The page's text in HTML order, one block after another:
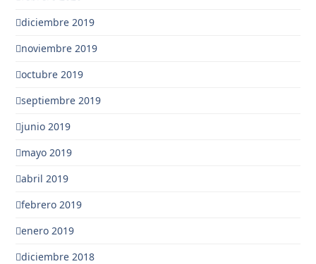
diciembre 2019
noviembre 2019
octubre 2019
septiembre 2019
junio 2019
mayo 2019
abril 2019
febrero 2019
enero 2019
diciembre 2018